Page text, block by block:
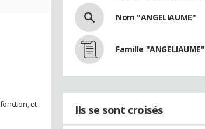
et
Nom "ANGELIAUME"
Famille "ANGELIAUME"
Ils se sont croisés